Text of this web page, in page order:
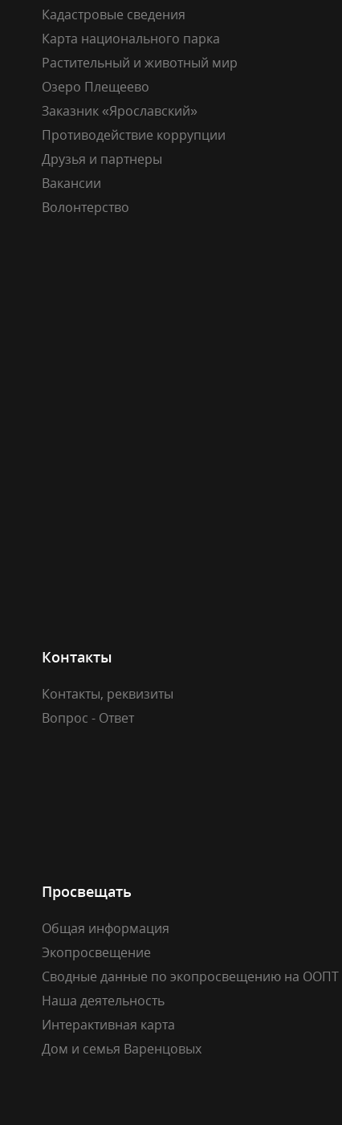
Кадастровые сведения
Карта национального парка
Растительный и животный мир
Озеро Плещеево
Заказник «Ярославский»
Противодействие коррупции
Друзья и партнеры
Вакансии
Волонтерство
Контакты
Контакты, реквизиты
Вопрос - Ответ
Просвещать
Общая информация
Экопросвещение
Сводные данные по экопросвещению на ООПТ
Наша деятельность
Интерактивная карта
Дом и семья Варенцовых